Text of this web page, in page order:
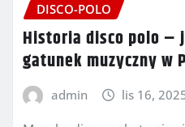
DISCO-POLO
Historia disco polo –
gatunek muzyczny w
admin lis 16,